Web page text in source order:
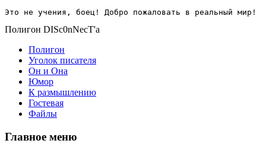
Это не учения, боец! Добро пожаловать в реальный мир!
Полигон DISc0nNecT'a
Полигон
Уголок писателя
Он и Она
Юмор
К размышлению
Гостевая
Файлы
Главное меню